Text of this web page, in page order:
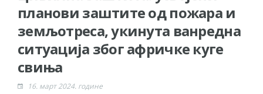
СУФИНАНСИРАЊЕ КУПОВИНЕ СЕОСКЕ
КУЋЕ СА ОКУЋНИЦОМ НА ТЕРИТОРИЈИ
ГРАДА БИЈЕЉИНА ЗА 2026. ГОДИНУ
Обавјештење за предузетника - Ненад
ПРЕЛИМИНАРНA РАНГ ЛИСТA
планови заштите од пожара и
земљотреса, укинута ванредна
ситуација због афричке куге
свиња
16. март 2024. године